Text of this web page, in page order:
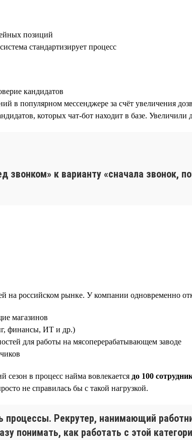
позиций
стандартизирует процесс
кандидатов
в популярном мессенджере за счёт увеличения
которых чат-бот находит в базе.
звонком» к варианту «сначала звонок,
российском рынке. У компании одновременно
магазинов
финансы, ИТ и др.)
для работы на мясоперерабатывающем заводе
сезон в процесс найма вовлекается до 100
не справилась бы с такой нагрузкой.
Рекрутер, нанимающий
понимать, как работать с этой